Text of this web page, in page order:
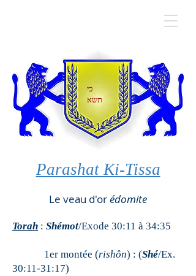
כי
תשא
Parashat Ki-Tissa
Le veau d'orédomite
Torah : Shémot/Exode 30:11 à 34:35
1er montée (rishôn) : (Shé/Ex.
30:11-31:17)